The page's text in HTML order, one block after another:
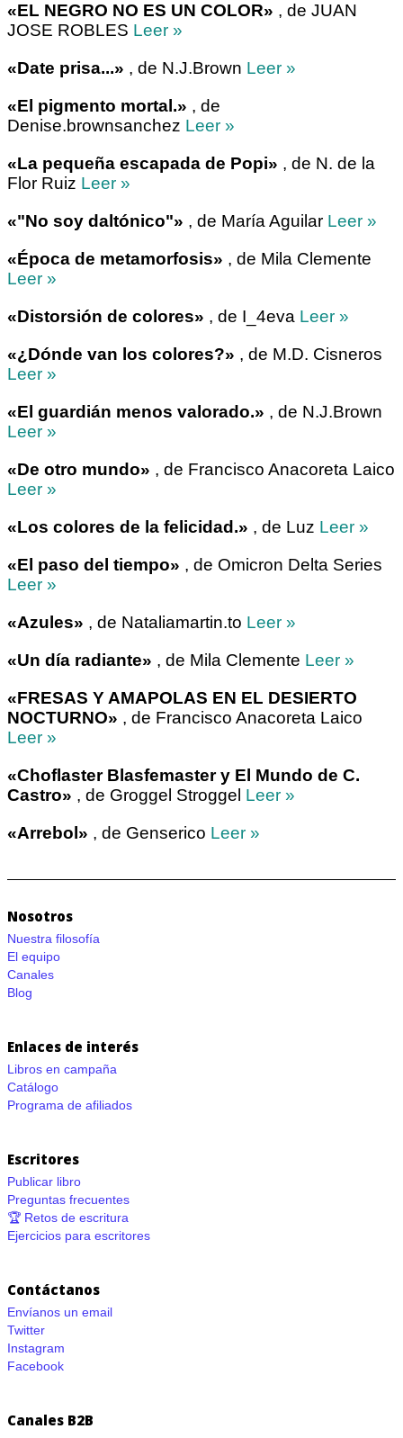
«EL NEGRO NO ES UN COLOR» , de JUAN
JOSE ROBLES Leer »
«Date prisa...» , de N.J.Brown Leer »
«El pigmento mortal.» , de
Denise.brownsanchez Leer »
«La pequeña escapada de Popi» , de N. de la
Flor Ruiz Leer »
«"No soy daltónico"» , de María Aguilar Leer »
«Época de metamorfosis» , de Mila Clemente
Leer »
«Distorsión de colores» , de I_4eva Leer »
«¿Dónde van los colores?» , de M.D. Cisneros
Leer »
«El guardián menos valorado.» , de N.J.Brown
Leer »
«De otro mundo» , de Francisco Anacoreta Laico
Leer »
«Los colores de la felicidad.» , de Luz Leer »
«El paso del tiempo» , de Omicron Delta Series
Leer »
«Azules» , de Nataliamartin.to Leer »
«Un día radiante» , de Mila Clemente Leer »
«FRESAS Y AMAPOLAS EN EL DESIERTO
NOCTURNO» , de Francisco Anacoreta Laico
Leer »
«Choflaster Blasfemaster y El Mundo de C.
Castro» , de Groggel Stroggel Leer »
«Arrebol» , de Genserico Leer »
Nosotros
Nuestra filosofía
El equipo
Canales
Blog
Enlaces de interés
Libros en campaña
Catálogo
Programa de afiliados
Escritores
Publicar libro
Preguntas frecuentes
🏆 Retos de escritura
Ejercicios para escritores
Contáctanos
Envíanos un email
Twitter
Instagram
Facebook
Canales B2B